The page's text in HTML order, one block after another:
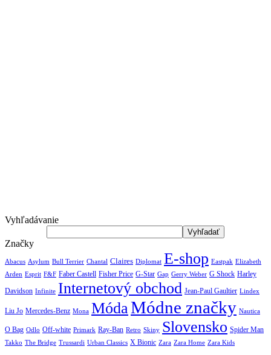
Vyhľadávanie
Značky
Abacus Asylum Bull Terrier Chantal Claires Diplomat E-shop Eastpak Elizabeth
Arden Esprit F&F Faber Castell Fisher Price G-Star Gap Gerry Weber G Shock Harley
Davidson Infinite Internetový obchod Jean-Paul Gaultier Lindex
Liu Jo Mercedes-Benz Mona MódaMódne značky Nautica
O Bag Odlo Off-white Primark Ray-Ban Retro Skiny Slovensko Spider Man
Takko The Bridge Trussardi Urban Classics X Bionic Zara Zara Home Zara Kids